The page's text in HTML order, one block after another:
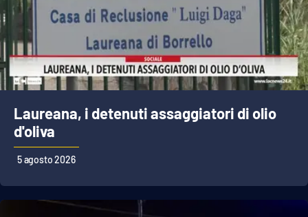
Laureana, i detenuti assaggiatori di olio
d'oliva
5 agosto 2026